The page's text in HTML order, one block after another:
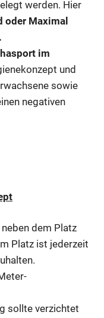
werden. Hier
oder Maximal
im
und
sowie
negativen
dem Platz
Platz ist jederzeit
sollte verzichtet